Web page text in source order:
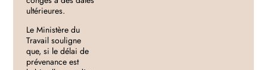
ultérieures.
Le Ministère du
Travail souligne
que, si le délai de
prévenance est